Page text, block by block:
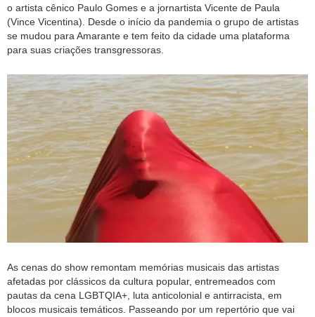
o artista cênico Paulo Gomes e a jornartista Vicente de Paula
(Vince Vicentina). Desde o início da pandemia o grupo de artistas
se mudou para Amarante e tem feito da cidade uma plataforma
para suas criações transgressoras.
As cenas do show remontam memórias musicais das artistas
afetadas por clássicos da cultura popular, entremeados com
pautas da cena LGBTQIA+, luta anticolonial e antirracista, em
blocos musicais temáticos. Passeando por um repertório que vai